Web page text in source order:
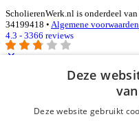
ScholierenWerk.nl is onderdeel
34199418 • Algemene voorwaarden
4.3 - 3366 reviews
Inloggen als bedrijf
E-mail*
Deze
Deze website gebruikt